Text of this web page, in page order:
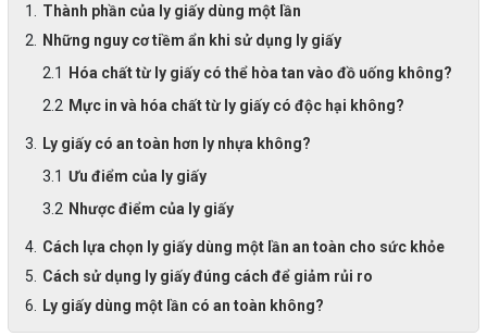
Thành phần của ly giấy dùng một lần
Những nguy cơ tiềm ẩn khi sử dụng ly giấy
Hóa chất từ ly giấy có thể hòa tan vào đồ uống không?
Mực in và hóa chất từ ly giấy có độc hại không?
Ly giấy có an toàn hơn ly nhựa không?
Ưu điểm của ly giấy
Nhược điểm của ly giấy
Cách lựa chọn ly giấy dùng một lần an toàn cho sức khỏe
Cách sử dụng ly giấy đúng cách để giảm rủi ro
Ly giấy dùng một lần có an toàn không?